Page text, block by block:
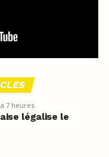
7 heures
légalise le